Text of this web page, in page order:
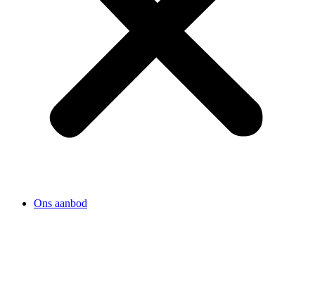
Ons aanbod